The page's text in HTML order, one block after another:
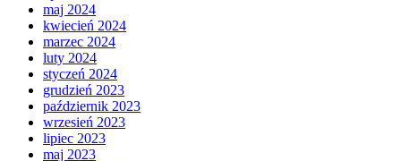
maj 2024
kwiecień 2024
marzec 2024
luty 2024
styczeń 2024
grudzień 2023
październik 2023
wrzesień 2023
lipiec 2023
maj 2023